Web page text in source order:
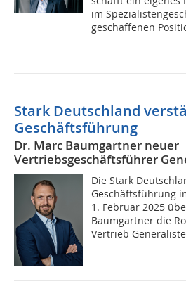
im
geschaffenen
Stark Deutschland
Geschäftsführung
Dr. Marc Baumgartner neuer
Vertriebsgeschäftsführer
Die Stark
Geschäftsführung
1. Februar 2025
Baumgartner die
Vertrieb